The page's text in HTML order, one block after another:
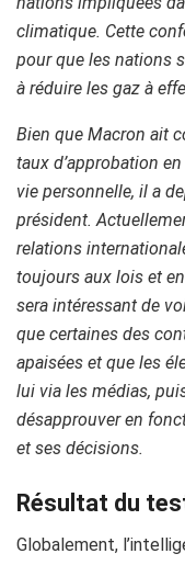
climatique. Cette
pour que les nations
à réduire les gaz à
Bien que Macron ait
taux d’approbation
vie personnelle, il a
président.
relations
toujours aux lois et
sera intéressant de
que certaines des
apaisées et que les
lui via les médias,
désapprouver en
et ses décisions.
Résultat du
Globalement,